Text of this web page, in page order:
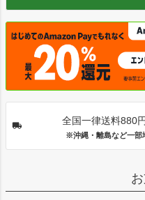
全国一律送料880
※沖縄・離島など一